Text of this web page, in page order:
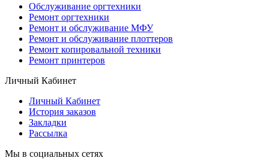
Обслуживание оргтехники
Ремонт оргтехники
Ремонт и обслуживание МФУ
Ремонт и обслуживание плоттеров
Ремонт копировальной техники
Ремонт принтеров
Личный Кабинет
Личный Кабинет
История заказов
Закладки
Рассылка
Мы в социальных сетях